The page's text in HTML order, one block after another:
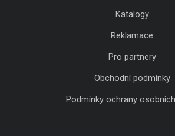
Katalogy
Reklamace
Pro partnery
Obchodní podmínky
Podmínky ochrany